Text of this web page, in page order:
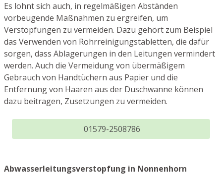
Es lohnt sich auch, in regelmäßigen Abständen
vorbeugende Maßnahmen zu ergreifen, um
Verstopfungen zu vermeiden. Dazu gehört zum Beispiel
das Verwenden von Rohrreinigungstabletten, die dafür
sorgen, dass Ablagerungen in den Leitungen vermindert
werden. Auch die Vermeidung von übermäßigem
Gebrauch von Handtüchern aus Papier und die
Entfernung von Haaren aus der Duschwanne können
dazu beitragen, Zusetzungen zu vermeiden.
01579-2508786
Abwasserleitungsverstopfung in Nonnenhorn